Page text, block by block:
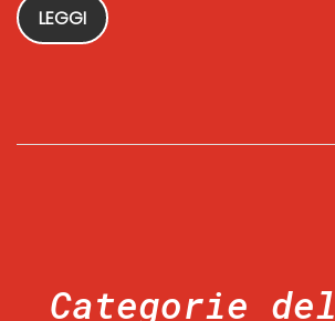
LEGGI
Categorie del